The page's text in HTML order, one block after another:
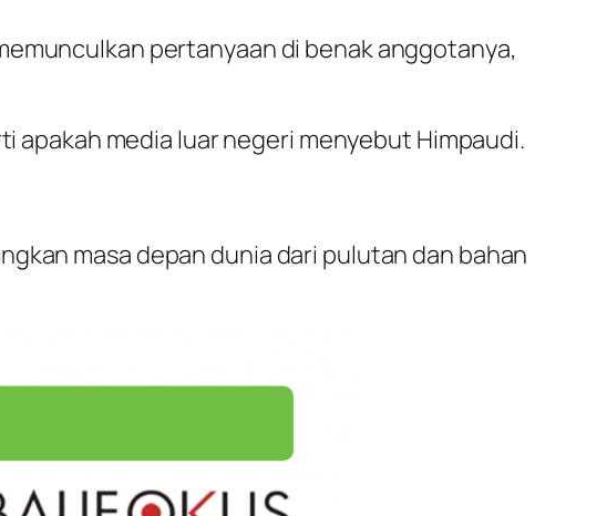
pertanyaan di benak anggotanya,
apakah media luar negeri menyebut Himpaudi.
masa depan dunia dari pulutan dan bahan